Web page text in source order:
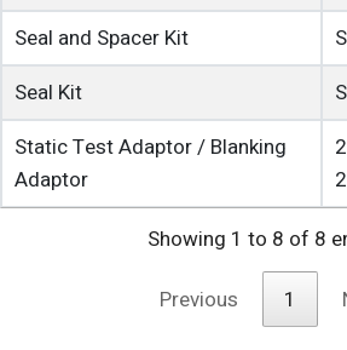
Seal and Spacer Kit
Seal Kit
Static Test Adaptor / Blanking
Adaptor
Showing 1 to 8 of 8
Previous
1